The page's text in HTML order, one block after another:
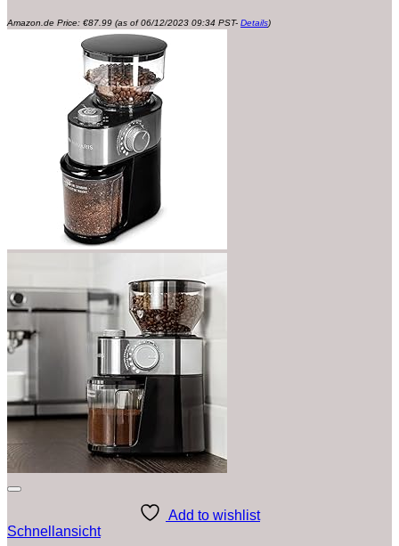
Amazon.de Price: €87.99 (as of 06/12/2023 09:34 PST- Details)
Add to wishlist
Schnellansicht